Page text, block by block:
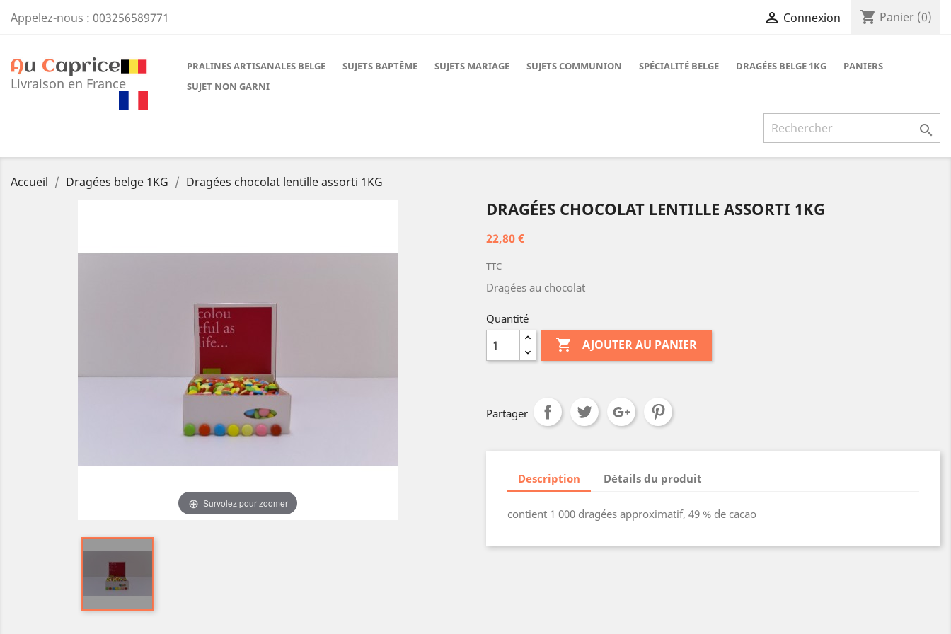
Appelez-nous : 003256589771  Connexion shopping_cart Panier (0)
Livraison en France
PRALINES ARTISANALES BELGE SUJETS BAPTÊME SUJETS MARIAGE SUJETS COMMUNION SPÉCIALITÉ BELGE DRAGÉES BELGE 1KG
PANIERS
SUJET NON GARNI

Accueil Dragées belge 1KG Dragées chocolat lentille assorti 1KG
Survolez pour zoomer
DRAGÉES CHOCOLAT LENTILLE ASSORTI 1KG
22,80 €
TTC
Dragées au chocolat
Quantité
 AJOUTER AU PANIER
Partager
Description Détails du produit
contient 1 000 dragées approximatif, 49 % de cacao